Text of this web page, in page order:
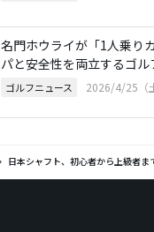
名門ホウライが「1人乗
パと安全性を両立するゴ
ゴルフニュース 2026/4/25（
日本シャフト、初心者から上級者ま